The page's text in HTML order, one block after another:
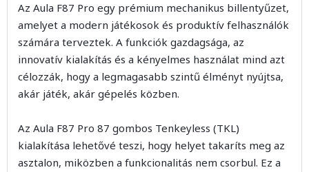
Az Aula F87 Pro egy prémium mechanikus billentyűzet,
amelyet a modern játékosok és produktív felhasználók
számára terveztek. A funkciók gazdagsága, az
innovatív kialakítás és a kényelmes használat mind azt
célozzák, hogy a legmagasabb szintű élményt nyújtsa,
akár játék, akár gépelés közben.
Az Aula F87 Pro 87 gombos Tenkeyless (TKL)
kialakítása lehetővé teszi, hogy helyet takaríts meg az
asztalon, miközben a funkcionalitás nem csorbul. Ez a